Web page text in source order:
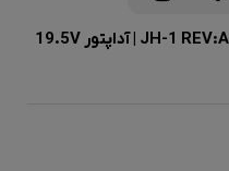
شارژر HP 230W اورجینال مدل JH-1 REV:A03 | آداپتور 19.5V